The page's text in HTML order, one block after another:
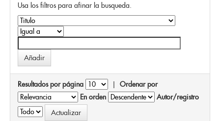
Usa los filtros para afinar la busqueda.
Resultados por página | Ordenar por
En orden
Autor/registro